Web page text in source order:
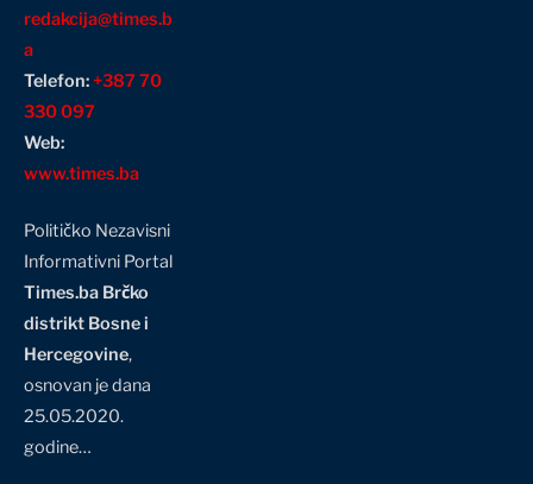
redakcija@times.b
a
Telefon:+387 70
330 097
Web:
www.times.ba
Političko Nezavisni
Informativni Portal
Times.ba Brčko
distrikt Bosne i
Hercegovine,
osnovan je dana
25.05.2020.
godine…